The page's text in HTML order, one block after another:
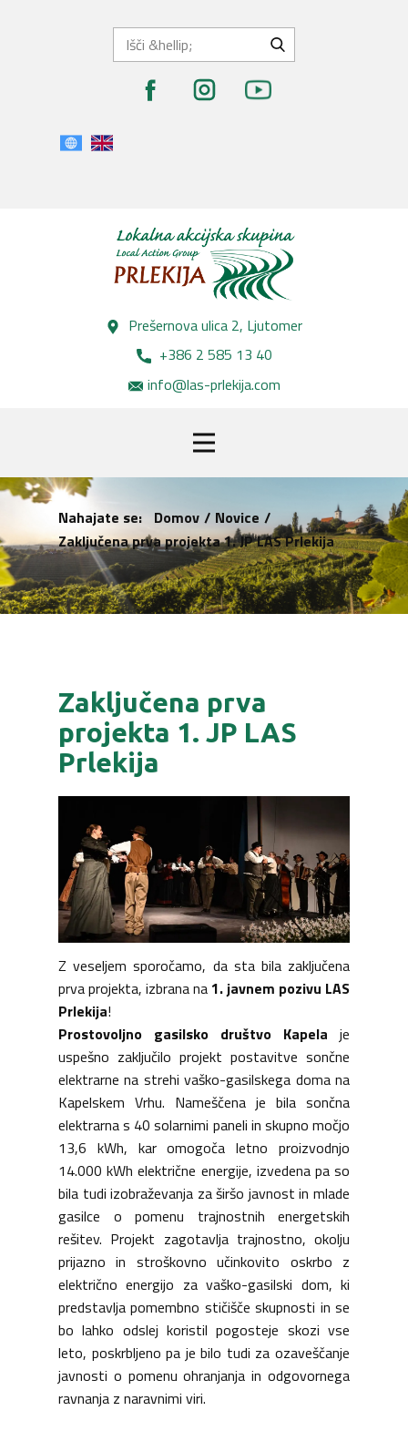
info@las-prlekija.com
+386 2 585 13 40
Prešernova ulica 2, Lj​utomer
Nahajate se: Domov / Novice /
Zaključena prva projekta 1. JP LAS Prlekija
Zaključena prva
projekta 1. JP LAS
Prlekija
Z veseljem sporočamo, da sta bila zaključena
prva projekta, izbrana na1. javnem pozivu LAS
Prlekija!
Prostovoljno gasilsko društvo Kapela je
uspešno zaključilo projekt postavitve sončne
elektrarne na strehi vaško-gasilskega doma na
Kapelskem Vrhu. Nameščena je bila sončna
elektrarna s 40 solarnimi paneli in skupno močjo
13,6 kWh, kar omogoča letno proizvodnjo
14.000 kWh električne energije, izvedena pa so
bila tudi izobraževanja za širšo javnost in mlade
gasilce o pomenu trajnostnih energetskih
rešitev. Projekt zagotavlja trajnostno, okolju
prijazno in stroškovno učinkovito oskrbo z
električno energijo za vaško-gasilski dom, ki
predstavlja pomembno stičišče skupnosti in se
bo lahko odslej koristil pogosteje skozi vse
leto, poskrbljeno pa je bilo tudi za ozaveščanje
javnosti o pomenu ohranjanja in odgovornega
ravnanja z naravnimi viri.